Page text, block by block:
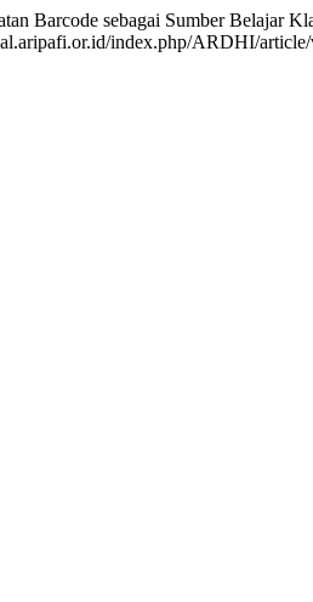
Barcode sebagai Sumber Belajar
index.php/ARDHI/